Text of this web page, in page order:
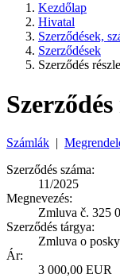
Kezdőlap
Hivatal
Szerződések,
Szerződések
Szerződés
Számlák |
Szerződés száma:
11/2025
Megnevezés:
Zmluva č. 325
Szerződés tárgya:
Zmluva o
Ár:
3 000,00 EUR